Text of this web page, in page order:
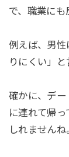
で、職業にも
例えば、男
りにくい」と
確かに、デー
に連れて帰
しれませんね